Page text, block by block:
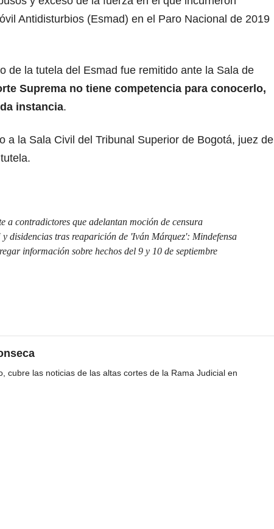
Antidisturbios (Esmad) en el Paro Nacional de 2019
de la tutela del Esmad fue remitido ante la Sala de
Suprema no tiene competencia para conocerlo,
instancia.
a la Sala Civil del Tribunal Superior de Bogotá, juez de
a contradictores que adelantan moción de censura
disidencias tras reaparición de 'Iván Márquez': Mindefensa
información sobre hechos del 9 y 10 de septiembre
cubre las noticias de las altas cortes de la Rama Judicial en